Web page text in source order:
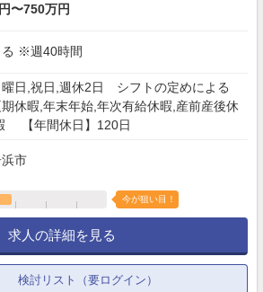
〜750万円
る ※週40時間
曜日,祝日,週休2日 シフトの定めによる
期休暇,年末年始,年次有給休暇,産前産後休
【年間休日】120日
市
今が狙い目！
求人の詳細を見る
検討リスト（要ログイン）